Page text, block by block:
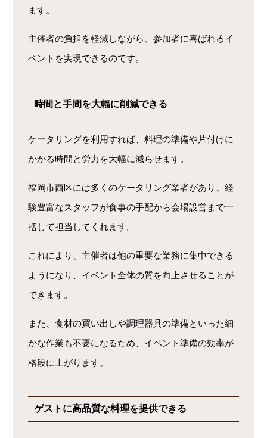
ます。
主催者の負担を軽減しながら、参加者に喜ばれるイ
ベントを実現できるのです。
時間と手間を大幅に削減できる
ケータリングを利用すれば、料理の準備や片付けに
かかる時間と労力を大幅に減らせます。
福岡市西区には多くのケータリング業者があり、経
験豊富なスタッフが食事の手配から会場設営まで一
括して担当してくれます。
これにより、主催者は他の重要な業務に集中できる
ようになり、イベント全体の質を向上させることが
できます。
また、食材の買い出しや調理器具の準備といった細
かな作業も不要になるため、イベント準備の効率が
格段に上がります。
ゲストに高品質な料理を提供できる